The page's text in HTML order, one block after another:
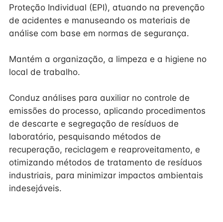
Proteção Individual (EPI), atuando na prevenção
de acidentes e manuseando os materiais de
análise com base em normas de segurança.
Mantém a organização, a limpeza e a higiene no
local de trabalho.
Conduz análises para auxiliar no controle de
emissões do processo, aplicando procedimentos
de descarte e segregação de resíduos de
laboratório, pesquisando métodos de
recuperação, reciclagem e reaproveitamento, e
otimizando métodos de tratamento de resíduos
industriais, para minimizar impactos ambientais
indesejáveis.